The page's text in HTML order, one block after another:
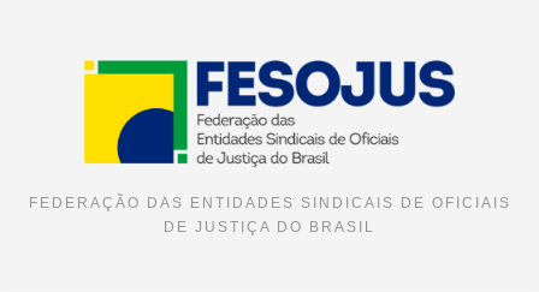
FEDERAÇÃO DAS ENTIDADES SINDICAIS DE OFICIAIS
DE JUSTIÇA DO BRASIL